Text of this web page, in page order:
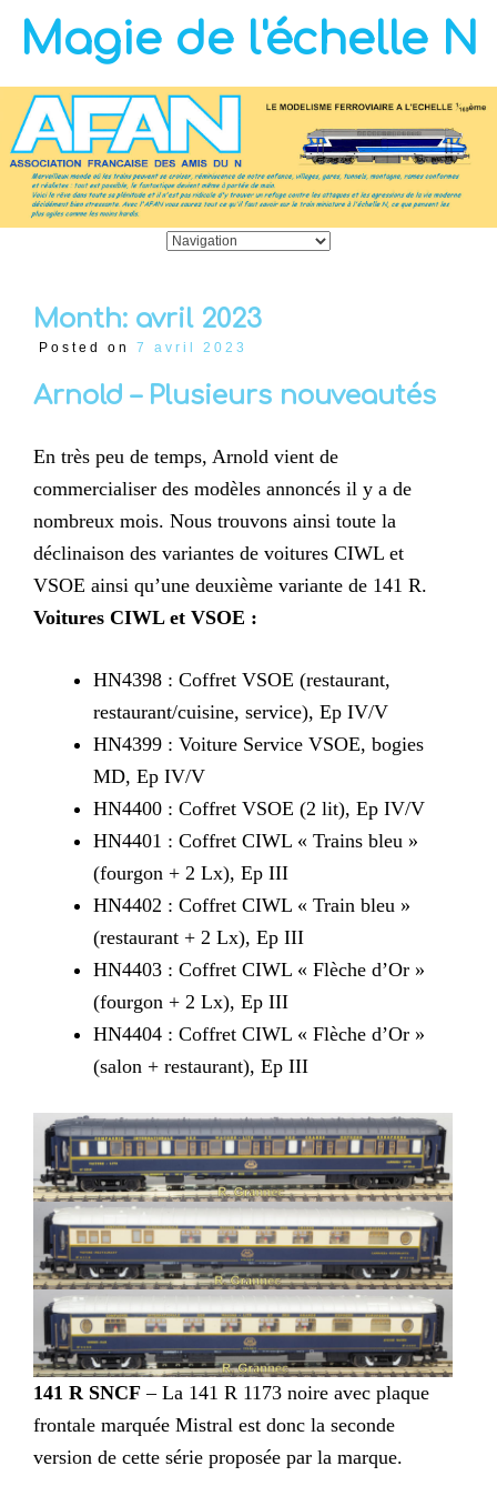
Magie de l'échelle N
Month: avril 2023
Posted on 7 avril 2023
Arnold – Plusieurs nouveautés
En très peu de temps, Arnold vient de
commercialiser des modèles annoncés il y a de
nombreux mois. Nous trouvons ainsi toute la
déclinaison des variantes de voitures CIWL et
VSOE ainsi qu’une deuxième variante de 141 R.
Voitures CIWL et VSOE :
HN4398 : Coffret VSOE (restaurant,
restaurant/cuisine, service), Ep IV/V
HN4399 : Voiture Service VSOE, bogies
MD, Ep IV/V
HN4400 : Coffret VSOE (2 lit), Ep IV/V
HN4401 : Coffret CIWL « Trains bleu »
(fourgon + 2 Lx), Ep III
HN4402 : Coffret CIWL « Train bleu »
(restaurant + 2 Lx), Ep III
HN4403 : Coffret CIWL « Flèche d’Or »
(fourgon + 2 Lx), Ep III
HN4404 : Coffret CIWL « Flèche d’Or »
(salon + restaurant), Ep III
141 R SNCF – La 141 R 1173 noire avec plaque
frontale marquée Mistral est donc la seconde
version de cette série proposée par la marque.